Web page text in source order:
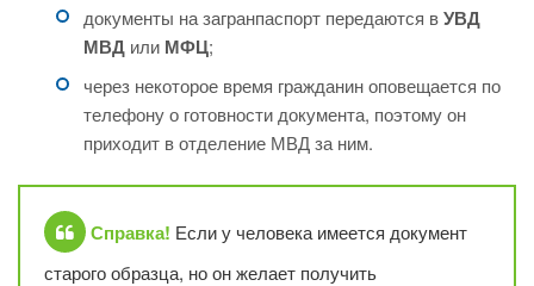
документы на загранпаспорт передаются вУВД
МВД или МФЦ;
через некоторое время гражданин оповещается по
телефону о готовности документа, поэтому он
приходит в отделение МВД за ним.
Справка! Если у человека имеется документ
старого образца, но он желает получить